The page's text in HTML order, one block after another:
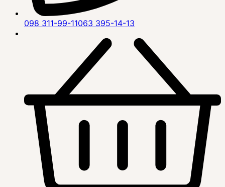
098 311-99-11063 395-14-13